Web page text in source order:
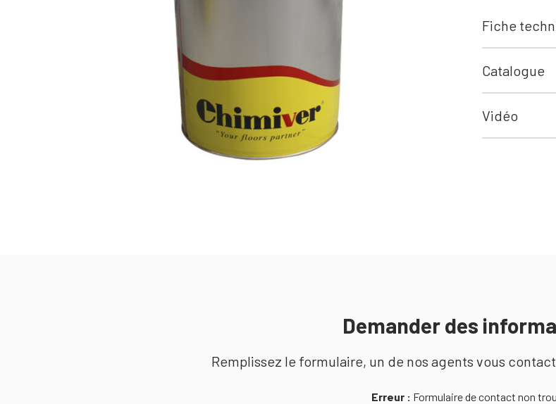
Fiche
Catalogue
Vidéo
Demander des
Remplissez le formulaire, un de nos agents vous
Erreur : Formulaire de contact non